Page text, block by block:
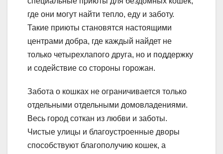
где они могут найти тепло, еду и заботу.
Такие приюты становятся настоящими
центрами добра, где каждый найдет не
только четырехлапого друга, но и поддержку
и содействие со стороны горожан.
Забота о кошках не ограничивается только
отдельными отдельными домовладениями.
Весь город соткан из любви и заботы.
Чистые улицы и благоустроенные дворы
способствуют благополучию кошек, а